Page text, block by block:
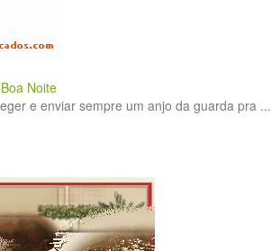
Boa Noite
e enviar sempre um anjo da guarda pra ...